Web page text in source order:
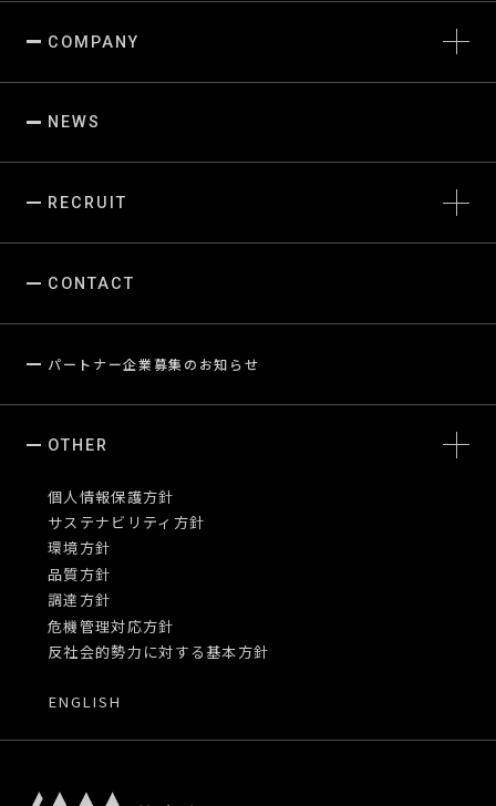
フードエンターテインメント
生産・品質・調達管理
COMPANY
会社概要
サステナビリティ
NEWS
RECRUIT
CONTACT
パートナー企業募集のお知らせ
OTHER
個人情報保護方針
サステナビリティ方針
環境方針
品質方針
調達方針
危機管理対応方針
反社会的勢力に対する基本方針
ENGLISH